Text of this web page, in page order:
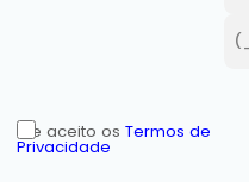
Li e aceito os Termos de
Privacidade